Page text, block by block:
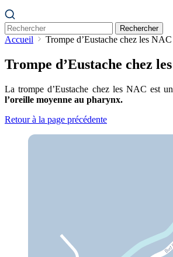
Rechercher
Accueil Trompe d’Eustache chez les NAC
Trompe d’Eustache chez les
La trompe d’Eustache chez les NAC est un
l’oreille moyenne au pharynx.
Retour à la page précédente